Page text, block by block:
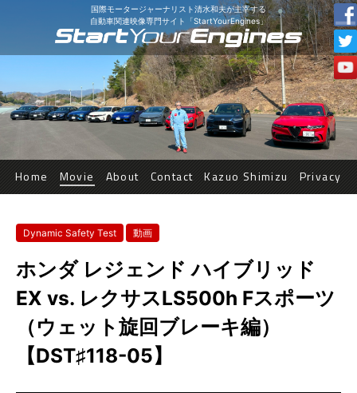
国際モータージャーナリスト清水和夫が主宰する
自動車関連映像専門サイト「StartYourEngines」
Home Movie About Contact Kazuo Shimizu Privacy
Dynamic Safety Test 動画
ホンダ レジェンド ハイブリッド
EX vs. レクサスLS500h Fスポーツ
（ウェット旋回ブレーキ編）
【DST♯118-05】